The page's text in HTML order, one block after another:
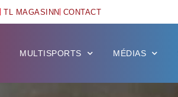
TL MAGASINN CONTACT
MULTISPORTS MÉDIAS